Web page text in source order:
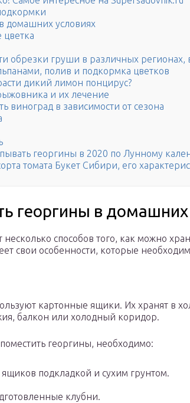
домашних условиях
цветка
обрезки груши в различных регионах,
полив и подкормка цветков
дикий лимон понцирус?
и их лечение
виноград в зависимости от сезона
георгины в 2020 по Лунному
томата Букет Сибири, его
георгины в
несколько способов того, как можно
свои особенности, которые
картонные ящики. Их хранят в
балкон или холодный коридор.
георгины, необходимо:
ящиков подкладкой и сухим грунтом.
клубни.